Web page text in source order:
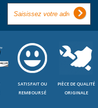
SATISFAIT OU
REMBOURSÉ
PIÈCE DE QUALITÉ
ORIGINALE